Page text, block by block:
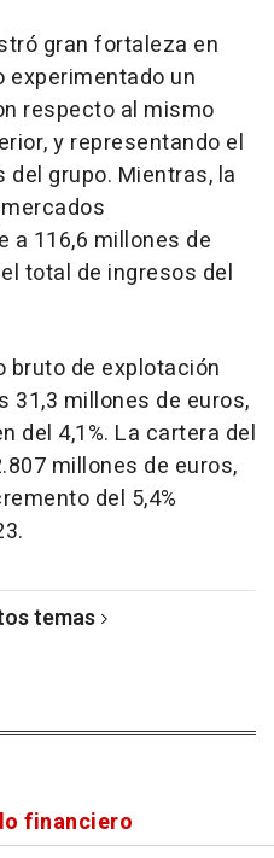
gran fortaleza en
experimentado un
respecto al mismo
y representando el
del grupo. Mientras, la
a 116,6 millones de
total de ingresos del
bruto de explotación
31,3 millones de euros,
del 4,1%. La cartera del
millones de euros,
del 5,4%
temas
financiero